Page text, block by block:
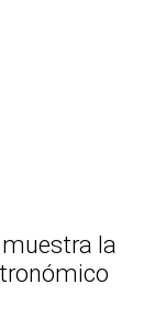
la